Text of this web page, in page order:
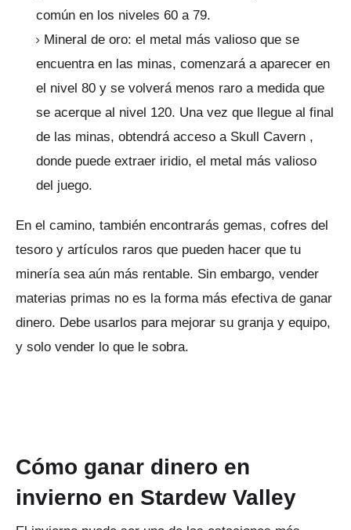
común en los niveles 60 a 79.
Mineral de oro: el metal más valioso que se
encuentra en las minas, comenzará a aparecer en
el nivel 80 y se volverá menos raro a medida que
se acerque al nivel 120. Una vez que llegue al final
de las minas, obtendrá acceso a Skull Cavern ,
donde puede extraer iridio, el metal más valioso
del juego.
En el camino, también encontrarás gemas, cofres del
tesoro y artículos raros que pueden hacer que tu
minería sea aún más rentable. Sin embargo, vender
materias primas no es la forma más efectiva de ganar
dinero. Debe usarlos para mejorar su granja y equipo,
y solo vender lo que le sobra.
Cómo ganar dinero en
invierno en Stardew Valley